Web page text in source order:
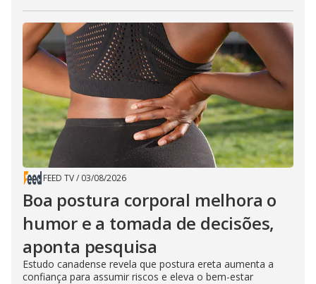
FEED TV/ 03/08/2026
Boa postura corporal melhora o
humor e a tomada de decisões,
aponta pesquisa
Estudo canadense revela que postura ereta aumenta a
confiança para assumir riscos e eleva o bem-estar